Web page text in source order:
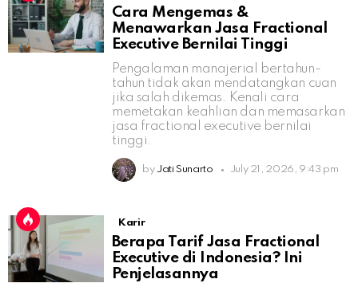
Cara Mengemas &
Menawarkan Jasa Fractional
Executive Bernilai Tinggi
Pengalaman manajerial bertahun-
tahun tidak akan mendatangkan cuan
jika salah dikemas. Kenali cara
memetakan keahlian dan memasarkan
jasa fractional executive bernilai
tinggi.
by Jati Sunarto July 21, 2026, 9:43 pm
Karir
Berapa Tarif Jasa Fractional
Executive di Indonesia? Ini
Penjelasannya